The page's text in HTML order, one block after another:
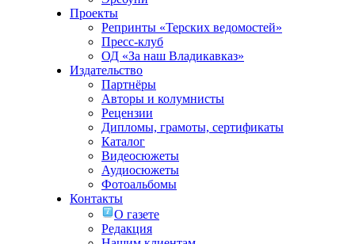
Проекты
Репринты «Терских ведомостей»
Пресс-клуб
ОД «За наш Владикавказ»
Издательство
Партнёры
Авторы и колумнисты
Рецензии
Дипломы, грамоты, сертификаты
Каталог
Видеосюжеты
Аудиосюжеты
Фотоальбомы
Контакты
О газете
Редакция